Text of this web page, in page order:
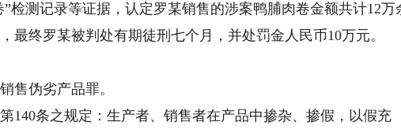
检测记录等证据，认定罗某销售的涉案鸭脯肉卷金额共计12万
最终罗某被判处有期徒刑七个月，并处罚金人民币10万元。
伪劣产品罪。
条之规定：生产者、销售者在产品中掺杂、掺假，以假充